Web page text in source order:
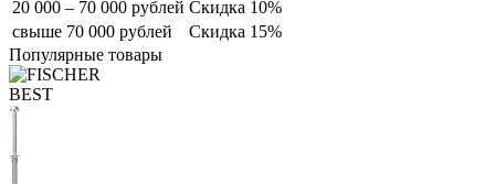
20 000 – 70 000 рублей Скидка 10%
свыше 70 000 рублей
Скидка 15%
Популярные товары
BEST